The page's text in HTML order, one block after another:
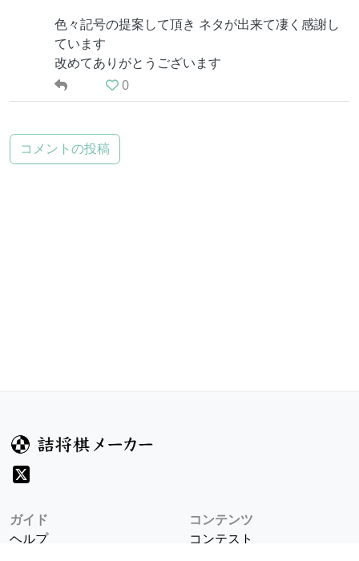
色々記号の提案して頂き ネタが出来て凄く感謝し
ています
改めてありがとうございます
0
コメントの投稿
ガイド
ヘルプ
コンテンツ
コンテスト